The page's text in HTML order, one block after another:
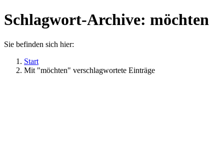
Schlagwort-Archive: möchten
Sie befinden sich hier:
Start
Mit "möchten" verschlagwortete Einträge